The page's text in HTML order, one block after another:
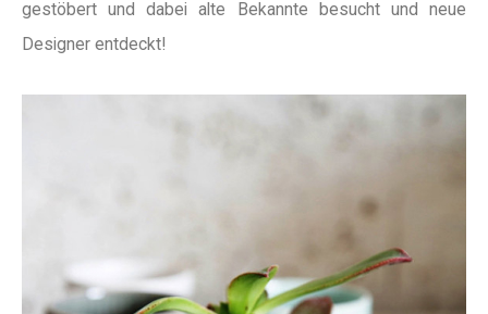
gestöbert und dabei alte Bekannte besucht und neue
Designer entdeckt!